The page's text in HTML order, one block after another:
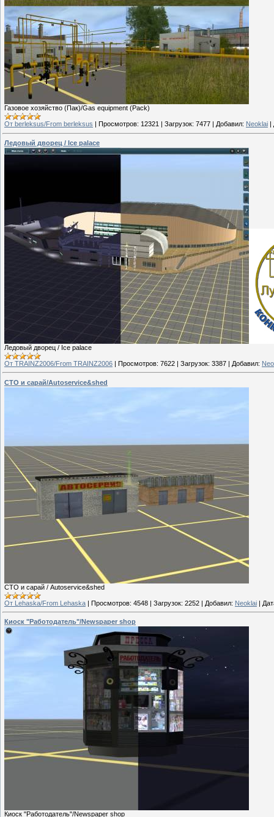
Газовое хозяйство (Пак)/Gas equipment (Pack)
От berleksus/From berleksus Просмотров: 12321 Загрузок: 7477 Добавил: Neoklai
Ледовый дворец / Ice palace
Ледовый дворец / Ice palace
От TRAINZ2006/From TRAINZ2006 | Просмотров: 7622 | Загрузок: 3387 | Добавил:
СТО и сарай/Autoservice&shed
СТО и сарай / Autoservice&shed
От Lehaska/From Lehaska | Просмотров: 4548 | Загрузок: 2252 | Добавил: Neoklai |
Киоск "Работодатель"/Newspaper shop
Киоск "Работодатель"/Newspaper shop